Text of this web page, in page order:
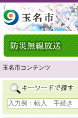
玉名市コンテンツ